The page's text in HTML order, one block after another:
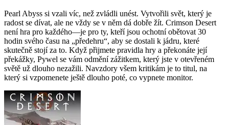
Pearl Abyss si vzali víc, než zvládli unést. Vytvořili svět, který je
radost se dívat, ale ne vždy se v něm dá dobře žít. Crimson Desert
není hra pro každého—je pro ty, kteří jsou ochotní obětovat 30
hodin svého času na „předehru“, aby se dostali k jádru, které
skutečně stojí za to. Když přijmete pravidla hry a překonáte její
překážky, Pywel se vám odmění zážitkem, který jste v otevřeném
světě už dlouho nezažili. Navzdory všem kritikám je to titul, na
který si vzpomenete ještě dlouho poté, co vypnete monitor.